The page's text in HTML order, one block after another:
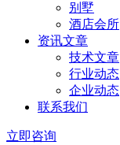
别墅
酒店会所
资讯文章
技术文章
行业动态
企业动态
联系我们
立即咨询